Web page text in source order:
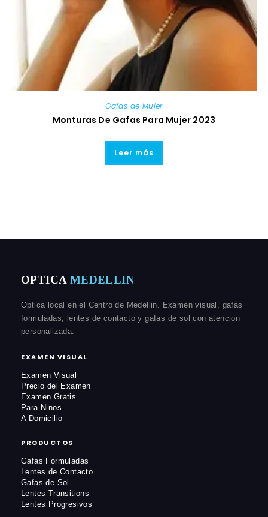
Gafas de Mujer
Monturas De Gafas Para Mujer 2023
Leer más
OPTICA MEDELLIN
Optica local en el Centro de Medellin. Examen visual, gafas
formuladas, lentes de contacto y gafas de sol con atencion
personalizada.
EXAMEN VISUAL
Examen Visual
Precio del Examen
Examen Gratis
Para Ninos
A Domicilio
PRODUCTOS
Gafas Formuladas
Lentes de Contacto
Gafas de Sol
Lentes Transitions
Lentes Progresivos